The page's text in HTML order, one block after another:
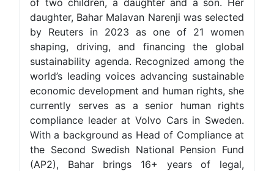
daughter, Bahar Malavan Narenji was selected
by Reuters in 2023 as one of 21 women
shaping, driving, and financing the global
sustainability agenda. Recognized among the
world’s leading voices advancing sustainable
economic development and human rights, she
currently serves as a senior human rights
compliance leader at Volvo Cars in Sweden.
With a background as Head of Compliance at
the Second Swedish National Pension Fund
(AP2), Bahar brings 16+ years of legal,